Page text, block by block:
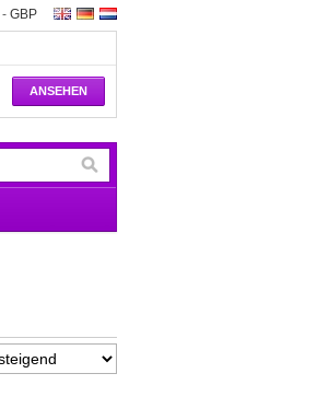
- GBP
ANSEHEN